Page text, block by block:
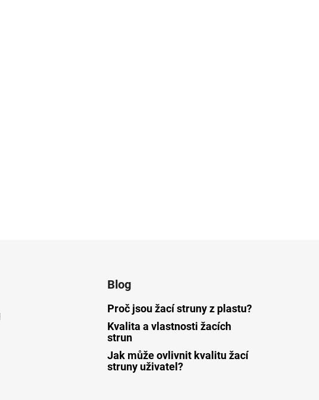
Blog
Proč jsou žací struny z plastu?
Kvalita a vlastnosti žacích
strun
Jak může ovlivnit kvalitu žací
struny uživatel?